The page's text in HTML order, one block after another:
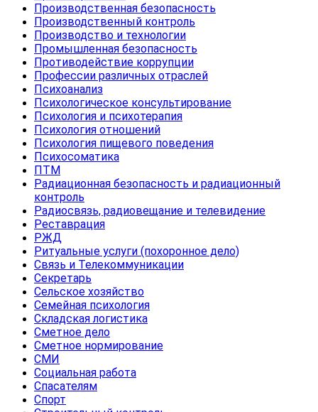
Производственная безопасность
Производственный контроль
Производство и технологии
Промышленная безопасность
Противодействие коррупции
Профессии различных отраслей
Психоанализ
Психологическое консультирование
Психология и психотерапия
Психология отношений
Психология пищевого поведения
Психосоматика
ПТМ
Радиационная безопасность и радиационный
контроль
Радиосвязь, радиовещание и телевидение
Реставрация
РЖД
Ритуальные услуги (похоронное дело)
Связь и Телекоммуникации
Секретарь
Сельское хозяйство
Семейная психология
Складская логистика
Сметное дело
Сметное нормирование
СМИ
Социальная работа
Спасателям
Спорт